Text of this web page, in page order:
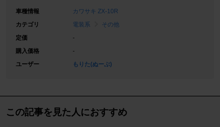
車種情報
カワサキ ZX-10R
カテゴリ
電装系
その他
定価
-
購入価格
-
ユーザー
もりた(ぬーぶ)
この記事を見た人におすすめ